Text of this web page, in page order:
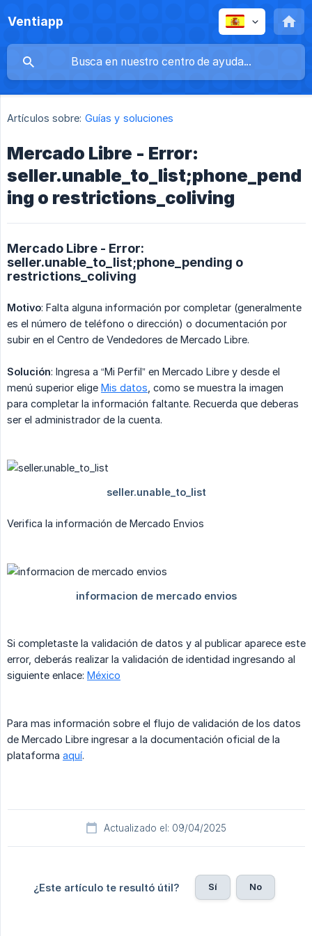
Ventiapp
Artículos sobre: Guías y soluciones
Mercado Libre - Error:
seller.unable_to_list;phone_pend
ing o restrictions_coliving
Mercado Libre - Error:
seller.unable_to_list;phone_pending o
restrictions_coliving
Motivo: Falta alguna información por completar (generalmente
es el número de teléfono o dirección) o documentación por
subir en el Centro de Vendedores de Mercado Libre.
Solución: Ingresa a “Mi Perfil” en Mercado Libre y desde el
menú superior elige Mis datos , como se muestra la imagen
para completar la información faltante. Recuerda que deberas
ser el administrador de la cuenta.
Verifica la información de Mercado Envios
Si completaste la validación de datos y al publicar aparece este
error, deberás realizar la validación de identidad ingresando al
siguiente enlace: México
Para mas información sobre el flujo de validación de los datos
de Mercado Libre ingresar a la documentación oficial de la
plataforma aquí.
Actualizado el: 09/04/2025
¿Este artículo te resultó útil? Sí No